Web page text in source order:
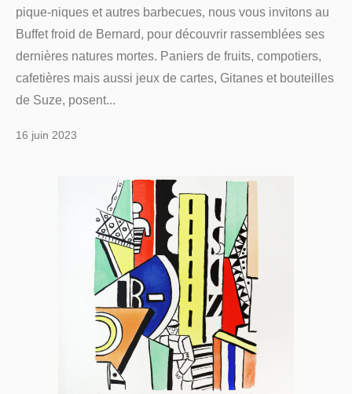
pique-niques et autres barbecues, nous vous invitons au
Buffet froid de Bernard, pour découvrir rassemblées ses
dernières natures mortes. Paniers de fruits, compotiers,
cafetières mais aussi jeux de cartes, Gitanes et bouteilles
de Suze, posent...
16 juin 2023